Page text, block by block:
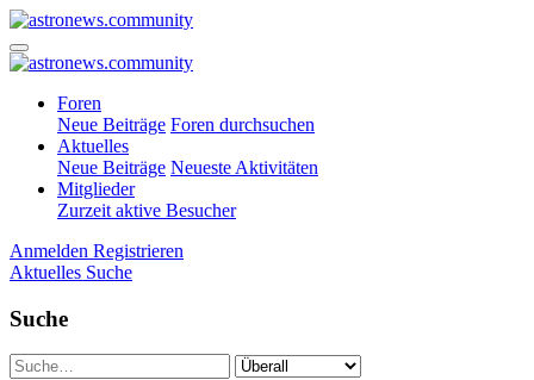
Foren
Neue Beiträge Foren durchsuchen
Aktuelles
Neue Beiträge Neueste Aktivitäten
Mitglieder
Zurzeit aktive Besucher
Anmelden Registrieren
Aktuelles Suche
Suche